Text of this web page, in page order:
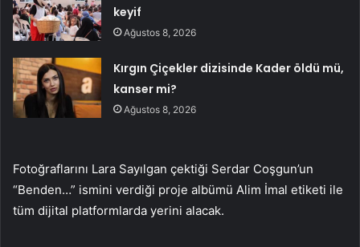
keyif
Ağustos 8, 2026
Kırgın Çiçekler dizisinde Kader öldü mü,
kanser mi?
Ağustos 8, 2026
Fotoğraflarını Lara Sayılgan çektiği Serdar Coşgun’un
“Benden…” ismini verdiği proje albümü Alim İmal etiketi ile
tüm dijital platformlarda yerini alacak.